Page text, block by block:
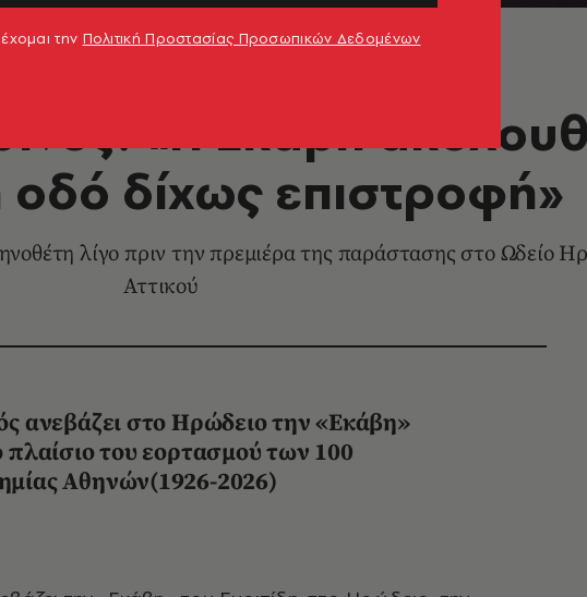
«Η Εκάβη
δίχως επιστροφή»
λίγο πριν την πρεμιέρα της παράστασης στο Ωδείο
Αττικού
ανεβάζει στο Ηρώδειο την «Εκάβη»
πλαίσιο του εορτασμού των 100
Αθηνών(1926-2026)
την Πολιτική Προστασίας Προσωπικών Δεδομένων